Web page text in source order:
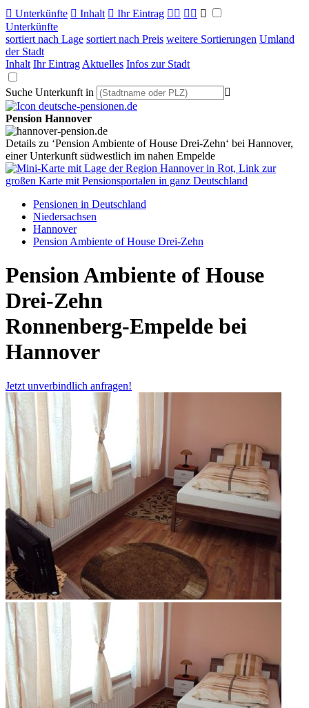
 Unterkünfte  Inhalt  Ihr Eintrag   
Unterkünfte
sortiert nach Lage sortiert nach Preis weitere Sortierungen Umland
der Stadt
Inhalt Ihr Eintrag Aktuelles Infos zur Stadt
Suche Unterkunft in 
Pension Hannover
Details zu ‘Pension Ambiente of House Drei-Zehn‘ bei Hannover,
einer Unterkunft südwestlich im nahen Empelde
Pensionen in Deutschland
Niedersachsen
Hannover
Pension Ambiente of House Drei-Zehn
Pension Ambiente of House
Drei-Zehn
Ronnenberg-Empelde bei
Hannover
Jetzt unverbindlich anfragen!